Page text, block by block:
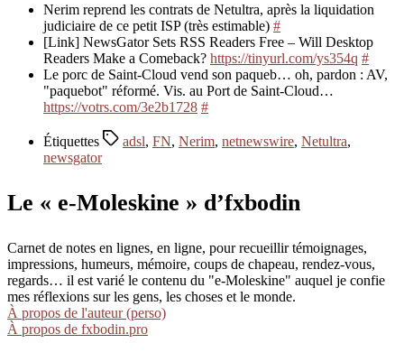
Nerim reprend les contrats de Netultra, après la liquidation
judiciaire de ce petit ISP (très estimable) #
[Link] NewsGator Sets RSS Readers Free – Will Desktop
Readers Make a Comeback? https://tinyurl.com/ys354q #
Le porc de Saint-Cloud vend son paqueb… oh, pardon : AV,
"paquebot" réformé. Vis. au Port de Saint-Cloud…
https://votrs.com/3e2b1728 #
Étiquettes adsl, FN, Nerim, netnewswire, Netultra,
newsgator
Le « e-Moleskine » d’fxbodin
Carnet de notes en lignes, en ligne, pour recueillir témoignages,
impressions, humeurs, mémoire, coups de chapeau, rendez-vous,
regards… il est varié le contenu du "e-Moleskine" auquel je confie
mes réflexions sur les gens, les choses et le monde.
À propos de l'auteur (perso)
À propos de fxbodin.pro